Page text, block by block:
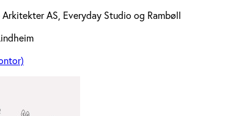
AS, Everyday Studio og Rambøll